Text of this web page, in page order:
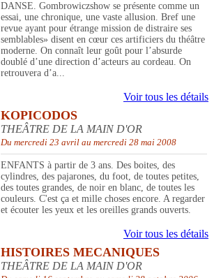
DANSE. Gombrowiczshow se présente comme un
essai, une chronique, une vaste allusion. Bref une
revue ayant pour étrange mission de distraire ses
semblables» disent en cœur ces artificiers du théâtre
moderne. On connaît leur goût pour l’absurde
doublé d’une direction d’acteurs au cordeau. On
retrouvera d’a...
Voir tous les détails
KOPICODOS
THEÂTRE DE LA MAIN D'OR
Du mercredi 23 avril au mercredi 28 mai 2008
ENFANTS à partir de 3 ans. Des boites, des
cylindres, des pajarones, du foot, de toutes petites,
des toutes grandes, de noir en blanc, de toutes les
couleurs. C'est ça et mille choses encore. A regarder
et écouter les yeux et les oreilles grands ouverts.
Voir tous les détails
HISTOIRES MECANIQUES
THEÂTRE DE LA MAIN D'OR